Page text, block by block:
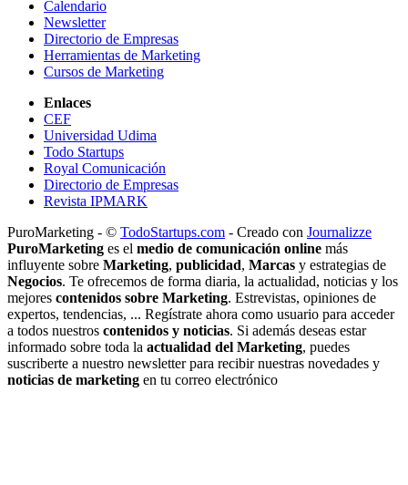
Calendario
Newsletter
Directorio de Empresas
Herramientas de Marketing
Cursos de Marketing
Enlaces
CEF
Universidad Udima
Todo Startups
Royal Comunicación
Directorio de Empresas
Revista IPMARK
PuroMarketing - © TodoStartups.com - Creado con Journalizze
PuroMarketing es el medio de comunicación online más
influyente sobre Marketing, publicidad, Marcas y estrategias de
Negocios. Te ofrecemos de forma diaria, la actualidad, noticias y los
mejores contenidos sobre Marketing. Estrevistas, opiniones de
expertos, tendencias, ... Regístrate ahora como usuario para acceder
a todos nuestros contenidos y noticias. Si además deseas estar
informado sobre toda la actualidad del Marketing, puedes
suscriberte a nuestro newsletter para recibir nuestras novedades y
noticias de marketing en tu correo electrónico